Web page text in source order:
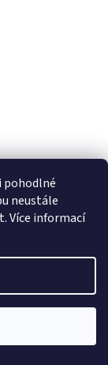
pohodlné
neustále
Více informací
Skladem(2 ks)